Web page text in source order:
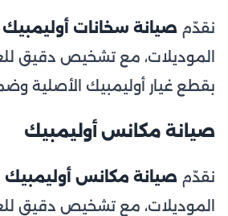
نقدّم صيانة سخانات أوليمبيك
الموديلات، مع تشخيص دقيق
بقطع غيار أوليمبيك الأصلية
صيانة مكانس أوليمبيك
نقدّم صيانة مكانس أوليمبيك
الموديلات، مع تشخيص دقيق